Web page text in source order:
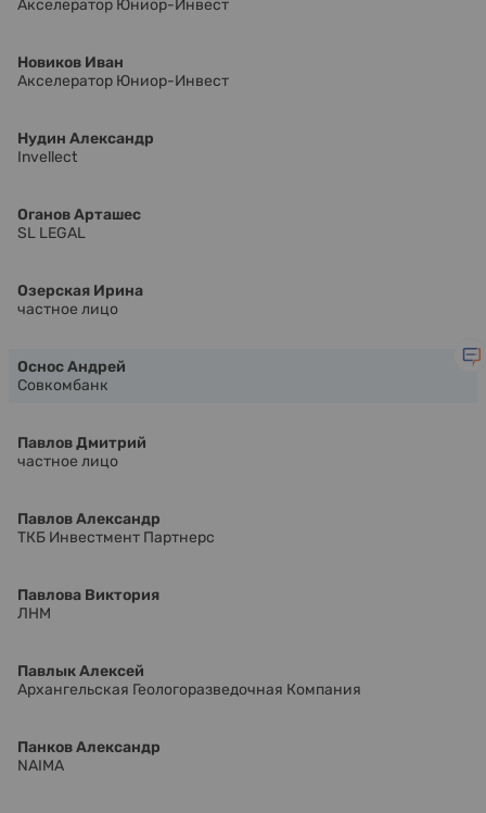
Акселератор Юниор-Инвест
Новиков Иван
Акселератор Юниор-Инвест
Нудин Александр
Invellect
Оганов Арташес
SL LEGAL
Озерская Ирина
частное лицо
Оснос Андрей
Совкомбанк
Павлов Дмитрий
частное лицо
Павлов Александр
ТКБ Инвестмент Партнерс
Павлова Виктория
ЛНМ
Павлык Алексей
Архангельская Геологоразведочная Компания
Панков Александр
NAIMA